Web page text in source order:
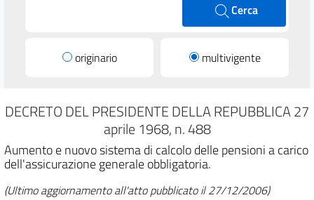
Cerca
originario multivigente
DECRETO DEL PRESIDENTE DELLA REPUBBLICA 27
aprile 1968, n. 488
Aumento e nuovo sistema di calcolo delle pensioni a carico
dell'assicurazione generale obbligatoria.
(Ultimo aggiornamento all'atto pubblicato il 27/12/2006)